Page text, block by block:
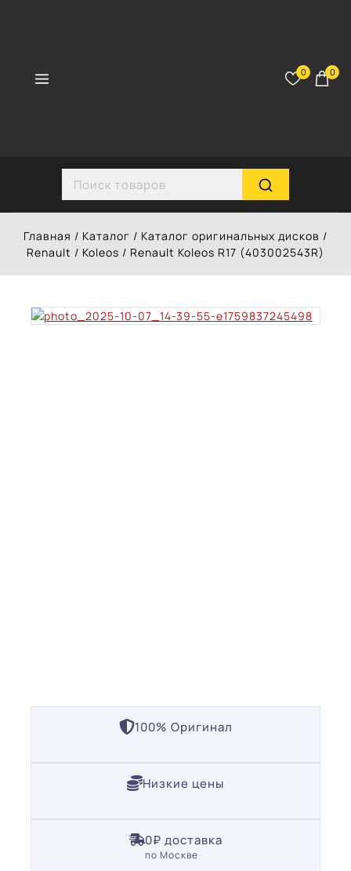
0 0
Главная / Каталог / Каталог оригинальных дисков /
Renault / Koleos / Renault Koleos R17 (403002543R)
100% Оригинал
Низкие цены
0₽ доставка
по Москве